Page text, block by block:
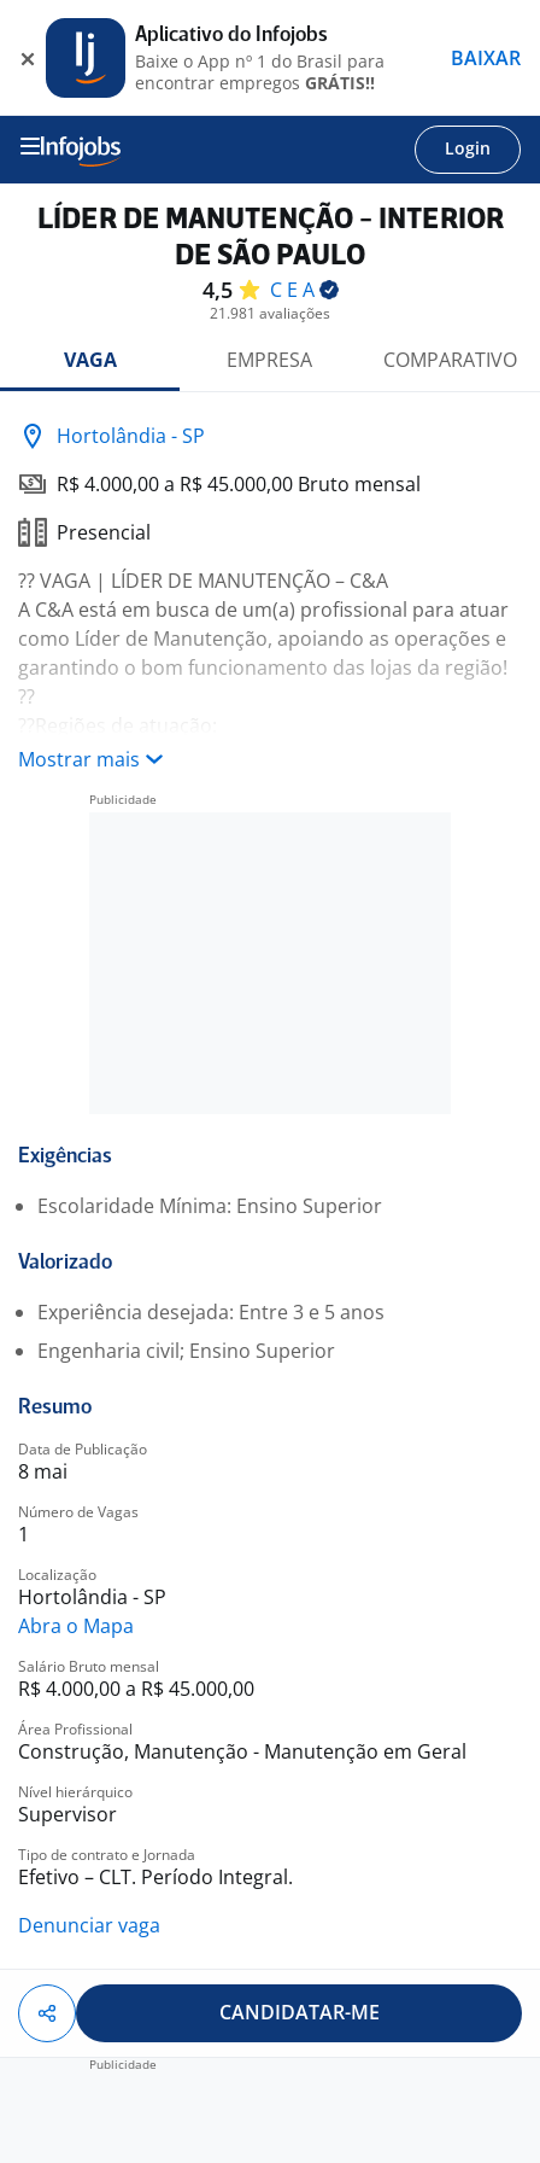
Login
LÍDER DE MANUTENÇÃO - INTERIOR
DE SÃO PAULO
4,5 C E A
21.981 avaliações
VAGA EMPRESA COMPARATIVO
Hortolândia - SP
R$ 4.000,00 a R$ 45.000,00 Bruto mensal
Presencial
?? VAGA | LÍDER DE MANUTENÇÃO – C&A
A C&A está em busca de um(a) profissional para atuar
como Líder de Manutenção, apoiando as operações e
garantindo o bom funcionamento das lojas da região!
??
Campinas, Hortolândia, Indaiatuba, Valinhos,
?? Requisitos: • Necessário veículo próprio
reparos;
e qualidade;
• Controle e acompanhamento de chamados de
manutenção;
• Leitura e interpretação de desenhos e normas
• Atuação voltada para melhoria contínua dos
processos de manutenção.
?? Benefícios C&A:
• Assistência odontológica
• Vale refeição
• Vale transporte
• TotalPass
• Telemedicina e apoio psicológico
• Programa de participação nos resultados (PPR)
• Desconto em compras nas lojas C&A
• Plano de carreira e desenvolvimento profissional
Necessário ter CNH ativa e carro próprio.
? Buscamos pessoas com perfil proativo, liderança,
senso de urgência e experiência com manutenção
predial e acompanhamento técnico
Mostrar mais
Exigências
Escolaridade Mínima: Ensino Superior
Valorizado
Experiência desejada: Entre 3 e 5 anos
Engenharia civil; Ensino Superior
Resumo
Data de Publicação
8 mai
Número de Vagas
1
Localização
Hortolândia - SP
Abra o Mapa
Salário Bruto mensal
R$ 4.000,00 a R$ 45.000,00
Área Profissional
Construção, Manutenção - Manutenção em Geral
Nível hierárquico
Supervisor
Tipo de contrato e Jornada
Efetivo – CLT. Período Integral.
Denunciar vaga
CANDIDATAR-ME
Aplicativo do Infojobs
Baixe o App nº 1 do Brasil para
encontrar empregos GRÁTIS!!
BAIXAR